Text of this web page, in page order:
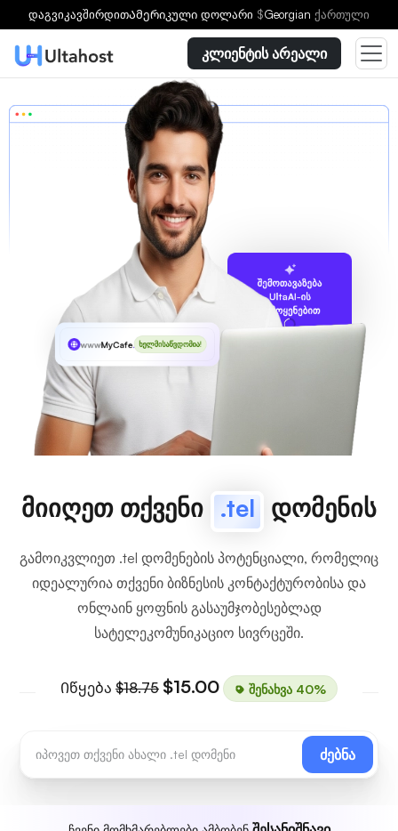
დაგვიკავშირდითᲐმერიკული დოლარი $Georgian ქართული
კლიენტის არეალი
შემოთავაზება
UltaAI-ის
გამოყენებით
wwwMyCafe.telხელმისაწვდომია!
მიიღეთ თქვენი .tel დომენის
გამოიკვლიეთ .tel დომენების პოტენციალი, რომელიც
იდეალურია თქვენი ბიზნესის კონტაქტურობისა და
ონლაინ ყოფნის გასაუმჯობესებლად
სატელეკომუნიკაციო სივრცეში.
Იწყება $18.75 $15.00 შენახვა 40%
ძებნა